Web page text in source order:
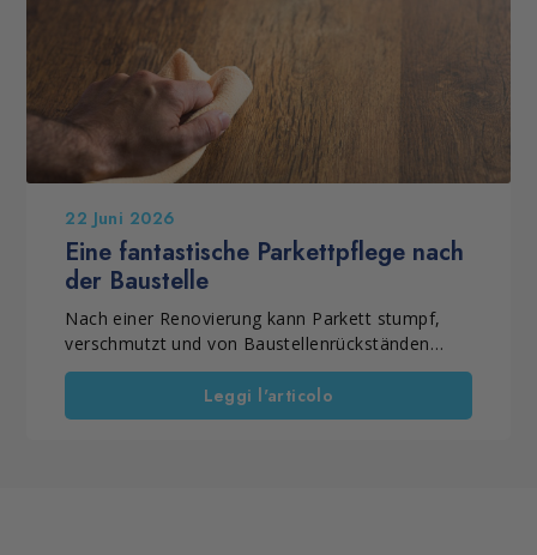
richtigen Lösungen lassen sich Schmutz, Staub,
Rückstände und Beläge wirksam entfernen, die
Alltagshygiene verbessern und Oberflächen
langfristig gepflegt erhalten. Eine gründliche
Hausreinigung bietet außerdem die ideale
Gelegenheit, längst aufgeschobene Arbeiten im
Haushalt endlich zu erledigen.
22 Juni 2026
Eine fantastische Parkettpflege nach
der Baustelle
Nach einer Renovierung kann Parkett stumpf,
verschmutzt und von Baustellenrückständen
gezeichnet wirken. Bevor Sie jedoch über ein
vollständiges Abschleifen nachdenken, sollten Sie
zunächst eine fachgerechte Intensivpflege in
Leggi l'articolo